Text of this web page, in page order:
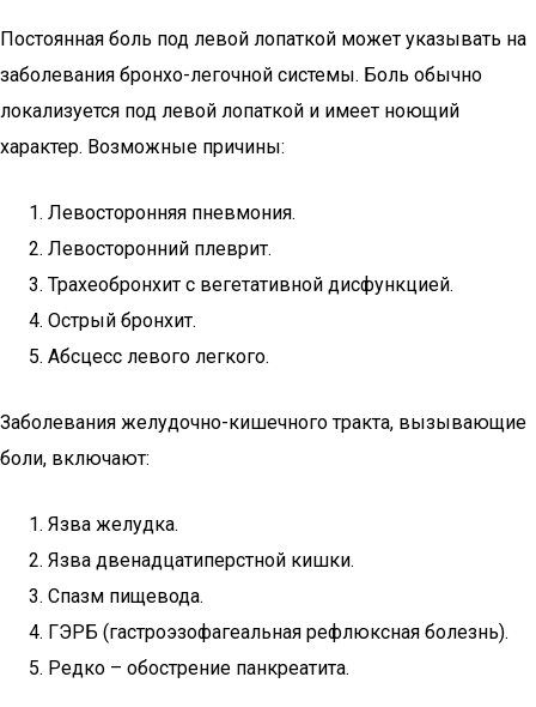
Постоянная боль под левой лопаткой может указывать на
заболевания бронхо-легочной системы. Боль обычно
локализуется под левой лопаткой и имеет ноющий
характер. Возможные причины:
Левосторонняя пневмония.
Левосторонний плеврит.
Трахеобронхит с вегетативной дисфункцией.
Острый бронхит.
Абсцесс левого легкого.
Заболевания желудочно-кишечного тракта, вызывающие
боли, включают:
Язва желудка.
Язва двенадцатиперстной кишки.
Спазм пищевода.
ГЭРБ (гастроэзофагеальная рефлюксная болезнь).
Редко – обострение панкреатита.